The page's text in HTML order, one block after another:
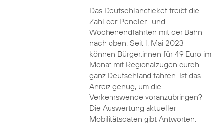
Das Deutschlandticket treibt die
Zahl der Pendler- und
Wochenendfahrten mit der Bahn
nach oben. Seit 1. Mai 2023
können Bürger:innen für 49 Euro im
Monat mit Regionalzügen durch
ganz Deutschland fahren. Ist das
Anreiz genug, um die
Verkehrswende voranzubringen?
Die Auswertung aktueller
Mobilitätsdaten gibt Antworten.